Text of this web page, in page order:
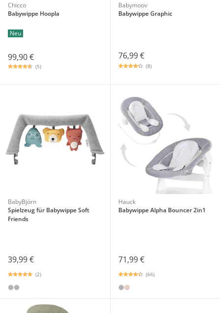
Chicco
Babywippe Hoopla
Neu
99,90 €
(5)
Babymoov
Babywippe Graphic
76,99 €
(8)
BabyBjörn
Spielzeug für Babywippe Soft
Friends
39,99 €
(2)
Hauck
Babywippe Alpha Bouncer 2in1
71,99 €
(66)